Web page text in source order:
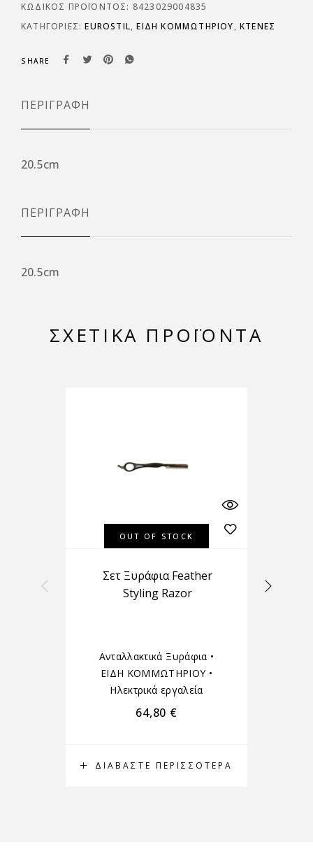
ΚΩΔΙΚΌΣ ΠΡΟΪΌΝΤΟΣ: 8423029004835
ΚΑΤΗΓΟΡΊΕΣ:EUROSTIL,ΕΙΔΗ ΚΟΜΜΩΤΗΡΙΟΥ,ΚΤΕΝΕΣ
SHARE
ΠΕΡΙΓΡΑΦΉ
20.5cm
ΠΕΡΙΓΡΑΦΉ
20.5cm
ΣΧΕΤΙΚΆ ΠΡΟΪΌΝΤΑ
OUT OF STOCK
ΔΙΑΒΆΣΤΕ ΠΕΡΙΣΣΌΤΕΡΑ
Σετ Ξυράφια Feather
Styling Razor
Ανταλλακτικά Ξυράφια •
ΕΙΔΗ ΚΟΜΜΩΤΗΡΙΟΥ•
Ηλεκτρικά εργαλεία
64,80 €